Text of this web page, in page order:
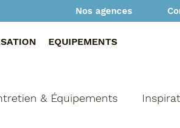
Nos agences
EQUIPEMENTS
& Équipements